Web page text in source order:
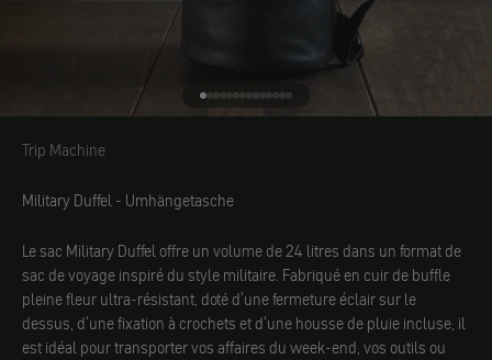
Aller à l'élément 1
Aller à l'élément 2
Aller à l'élément 3
Aller à l'élément 4
Aller à l'élément 5
Aller à l'élément 6
Aller à l'élément 7
Aller à l'élément 8
Aller à l'élément 9
Aller à l'élément 10
Aller à l'élément 11
Aller à l'élément 12
Aller à l'élément 13
Aller à l'élément 14
Trip Machine
Trip Machine
Military Duffel - Umhängetasche
Le sac Military Duffel offre un volume de 24 litres dans un format de
sac de voyage inspiré du style militaire. Fabriqué en cuir de buffle
pleine fleur ultra-résistant, doté d'une fermeture éclair sur le
dessus, d'une fixation à crochets et d'une housse de pluie incluse, il
est idéal pour transporter vos affaires du week-end, vos outils ou